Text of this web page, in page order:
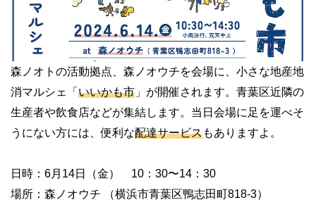
森ノオトの活動拠点、森ノオウチを会場に、小さな地産地
消マルシェ「 いいかも市 」が開催されます。青葉区近隣の
生産者や飲食店などが集結します。当日会場に足を運べそ
うにない方には、便利な配達サービスもありますよ。
日時：6月14日（金） 10：30〜14：30
場所：森ノオウチ （横浜市青葉区鴨志田町818-3）